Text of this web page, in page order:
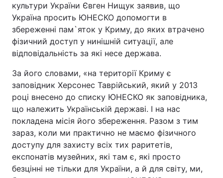
культури України Євген Нищук заявив, що
Україна просить ЮНЕСКО допомогти в
збереженні пам`яток у Криму, до яких втрачено
фізичний доступ у нинішній ситуації, але
відповідальність за які несе держава.
За його словами, «на території Криму є
заповідник Херсонес Таврійський, який у 2013
році внесено до списку ЮНЕСКО як заповідника,
що належить Українській державі. І на нас
покладена місія його збереження. Разом з тим
зараз, коли ми практично не маємо фізичного
доступу для захисту всіх тих раритетів,
експонатів музейних, які там є, які просто
безцінні не тільки для України, а й для світу, ми,